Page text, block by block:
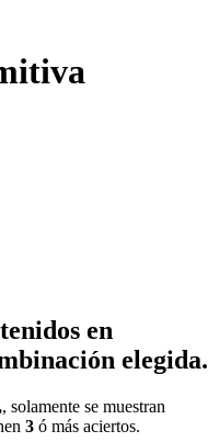
en
elegida.
, solamente se muestran
3 ó más aciertos.